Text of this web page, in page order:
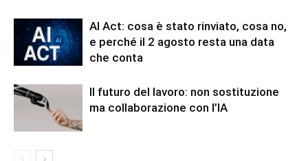
AI Act: cosa è stato rinviato, cosa no,
e perché il 2 agosto resta una data
che conta
Il futuro del lavoro: non sostituzione
ma collaborazione con l’IA